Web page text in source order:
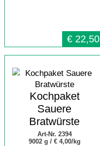
€ 22,50
Kochpaket
Sauere
Bratwürste
Art-Nr. 2394
9002 g / € 4,00/kg